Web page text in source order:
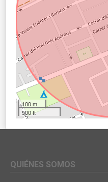
100 m
500 ft
QUIÉNES SOMOS